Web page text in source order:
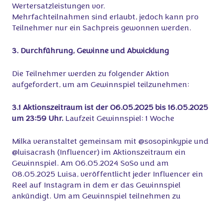
Wertersatzleistungen vor.
Mehrfachteilnahmen sind erlaubt, jedoch kann pro
Teilnehmer nur ein Sachpreis gewonnen werden.
3. Durchführung, Gewinne und Abwicklung
Die Teilnehmer werden zu folgender Aktion
aufgefordert, um am Gewinnspiel teilzunehmen:
3.1 Aktionszeitraum ist der 06.05.2025 bis 16.05.2025
um 23:59 Uhr. Laufzeit Gewinnspiel: 1 Woche
Milka veranstaltet gemeinsam mit @sosopinkypie und
@luisacrash (Influencer) im Aktionszeitraum ein
Gewinnspiel. Am 06.05.2024 SoSo und am
08.05.2025 Luisa, veröffentlicht jeder Influencer ein
Reel auf Instagram in dem er das Gewinnspiel
ankündigt. Um am Gewinnspiel teilnehmen zu